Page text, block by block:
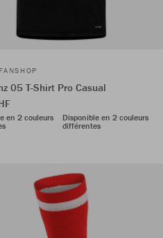
05 T-Shirt Pro Casual
en 2 couleurs
Disponible en 2 couleurs
différentes